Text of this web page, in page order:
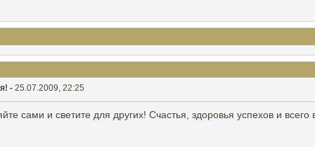
- 25.07.2009, 22:25
сами и светите для других! Счастья, здоровья успехов и всего